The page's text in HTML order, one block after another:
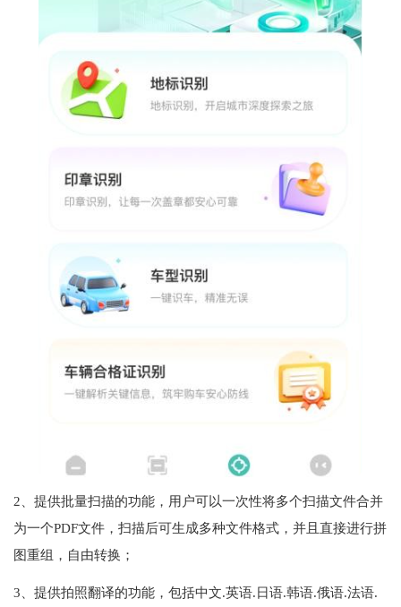
2、提供批量扫描的功能，用户可以一次性将多个扫描文件合并
为一个PDF文件，扫描后可生成多种文件格式，并且直接进行拼
图重组，自由转换；
3、提供拍照翻译的功能，包括中文.英语.日语.韩语.俄语.法语.